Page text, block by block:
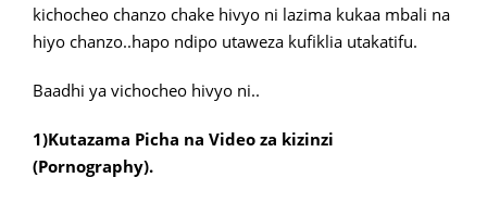
kichocheo chanzo chake hivyo ni lazima kukaa mbali na
hiyo chanzo..hapo ndipo utaweza kufiklia utakatifu.
Baadhi ya vichocheo hivyo ni..
1)Kutazama Picha na Video za kizinzi
(Pornography).